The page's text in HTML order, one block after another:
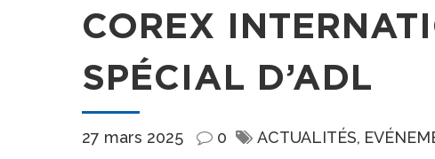
COREX
SPÉCIAL D’ADL
27 mars 2025 0 ACTUALITÉS